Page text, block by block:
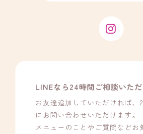
LINEなら24時間ご相談いた
お友達追加していただければ、
にお問い合わせいただけます。
メニューのことやご質問などお